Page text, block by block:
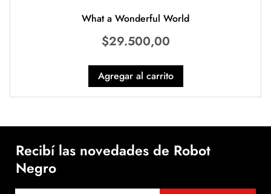
What a Wonderful World
$29.500,00
Agregar al carrito
Recibí las novedades de Robot
Negro